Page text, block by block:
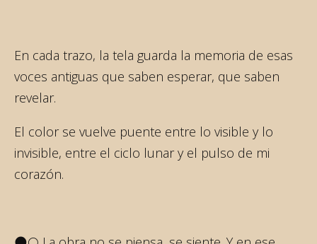
En cada trazo, la tela guarda la memoria de esas
voces antiguas que saben esperar, que saben
revelar.
El color se vuelve puente entre lo visible y lo
invisible, entre el ciclo lunar y el pulso de mi
corazón.